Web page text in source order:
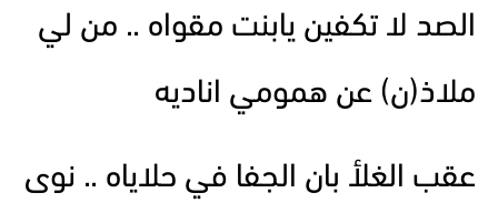
الصد لا تكفين يابنت مقواه .. من لي
ملاذ(ن) عن همومي اناديه
عقب الغلأ بان الجفا في حلاياه .. نوى